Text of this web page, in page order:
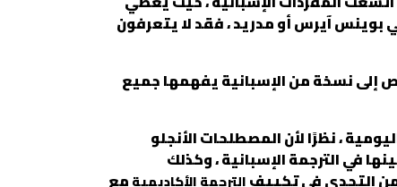
بوينس آيرس أو مدريد ، فقد لا يتعرفون
إلى نسخة من الإسبانية يفهمها جميع
، نظرًا لأن المصطلحات الأنجلو
في الترجمة الإسبانية ، وكذلك
التحدي في تكييفالترجمة الأكاديميةمع